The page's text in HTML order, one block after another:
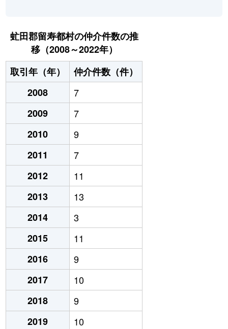
虻田郡留寿都村の仲介件数の推
移（2008～2022年）
取引年（年）
仲介件数（件）
2008
7
2009
7
2010
9
2011
7
2012
11
2013
13
2014
3
2015
11
2016
9
2017
10
2018
9
2019
10